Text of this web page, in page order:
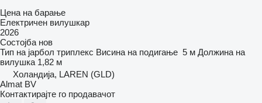
Цена на барање
Електричен вилушкар
2026
Состојба нов
Тип на јарбол триплекс Висина на подигање 5 м Должина на
вилушка 1,82 м
Холандија, LAREN (GLD)
Almat BV
Контактирајте го продавачот